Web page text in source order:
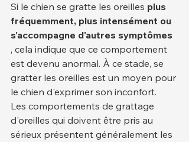
Si le chien se gratte les oreilles plus
fréquemment, plus intensément ou
s'accompagne d'autres symptômes
, cela indique que ce comportement
est devenu anormal. À ce stade, se
gratter les oreilles est un moyen pour
le chien d'exprimer son inconfort.
Les comportements de grattage
d'oreilles qui doivent être pris au
sérieux présentent généralement les